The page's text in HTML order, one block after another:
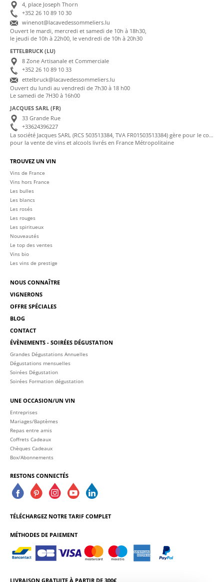
4, place Joseph Thorn
+352 26 10 89 10 30
winenot@lacavedessommeliers.lu
Ouvert le mardi, mercredi et samedi de 10h à 18h30,
le jeudi de 10h à 22h00, le vendredi de 10h à 20h30
ETTELBRUCK (LU)
8 Zone Artisanale et Commerciale
+352 26 10 89 10 33
ettelbruck@lacavedessommeliers.lu
Ouvert du lundi au vendredi de 7h30 à 18 h00
Le samedi de 7H30 à 16h00
JACQUES SARL (FR)
33 Grande Rue
+33624396227
La société Jacques SARL (RCS 503513384, TVA FR01503513384) gère pour le compte de La Cave des Sommeliers les transactions bancaires et la facturation
pour la vente de vins et alcools livrés en France Métropolitaine
TROUVEZ UN VIN
Vins de France
Vins hors France
Les bulles
Les blancs
Les rosés
Les rouges
Les spiritueux
Nouveautés
Le top des ventes
Vins bio
Les vins de prestige
NOUS CONNAÎTRE
VIGNERONS
OFFRE SPÉCIALES
BLOG
CONTACT
ÉVÈNEMENTS - SOIRÉES DÉGUSTATION
Grandes Dégustations Annuelles
Dégustations mensuelles
Soirées Dégustation
Soirées Formation dégustation
UNE OCCASION/UN VIN
Entreprises
Mariages/Baptèmes
Repas entre amis
Coffrets Cadeaux
Chèques Cadeaux
Box/Abonnements
RESTONS CONNECTÉS
TÉLÉCHARGEZ NOTRE TARIF COMPLET
MÉTHODES DE PAIEMENT
LIVRAISON GRATUITE À PARTIR DE 300€